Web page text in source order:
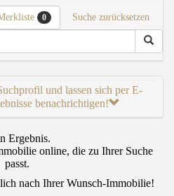
0 Suche zurücksetzen
und lassen sich per E-
benachrichtigen!
Ergebnis.
online, die zu Ihrer Suche
passt.
nach Ihrer Wunsch-Immobilie!